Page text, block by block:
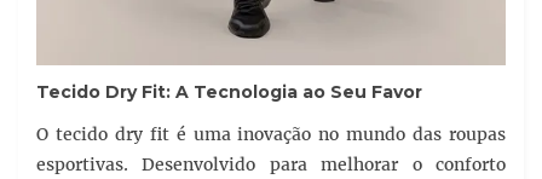
Tecido Dry Fit: A Tecnologia ao Seu Favor
O tecido dry fit é uma inovação no mundo das roupas
esportivas. Desenvolvido para melhorar o conforto